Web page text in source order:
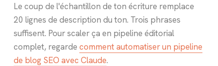
Le coup de l'échantillon de ton écriture remplace
20 lignes de description du ton. Trois phrases
suffisent. Pour scaler ça en pipeline éditorial
complet, regarde comment automatiser un pipeline
de blog SEO avec Claude.